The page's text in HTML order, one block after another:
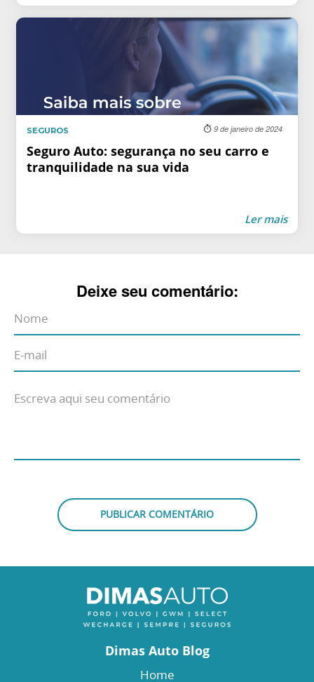
SEGUROS 9 de janeiro de 2024
Seguro Auto: segurança no seu carro e
tranquilidade na sua vida
Ler mais
Deixe seu comentário:
Dimas Auto Blog
Home